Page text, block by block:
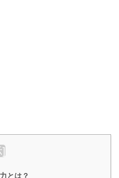
]
とは？